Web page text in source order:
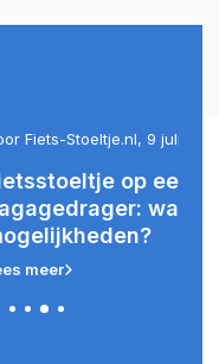
9 juli 2026
op een smalle
wat zijn de